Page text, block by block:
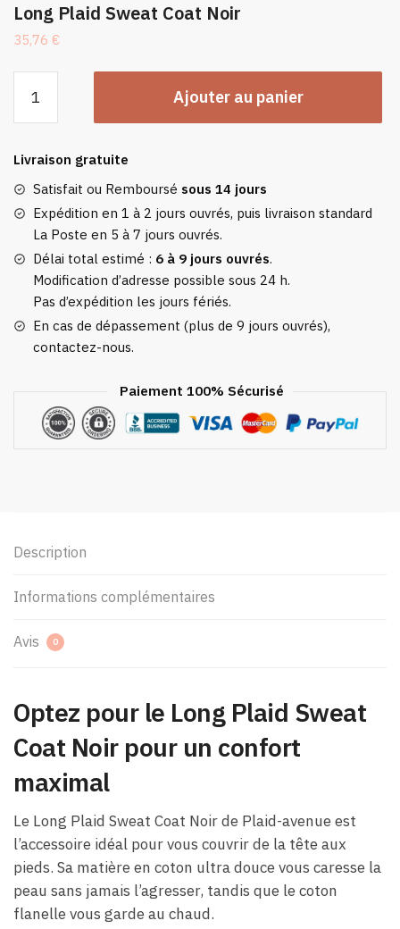
Long Plaid Sweat Coat Noir
35,76 €
Long
Sweat
Coat
Noir
Ajouter au panier
Livraison gratuite
Satisfait ou Remboursé sous 14 jours
Expédition en 1 à 2 jours ouvrés, puis livraison standard
La Poste en 5 à 7 jours ouvrés.
Délai total estimé : 6 à 9 jours ouvrés.
Modification d’adresse possible sous 24 h.
Pas d’expédition les jours fériés.
En cas de dépassement (plus de 9 jours ouvrés),
contactez-nous.
Paiement 100% Sécurisé
Description
Informations complémentaires
Avis 0
Optez pour le Long Plaid Sweat
Coat Noir pour un confort
maximal
Le Long Plaid Sweat Coat Noir de Plaid-avenue est
l’accessoire idéal pour vous couvrir de la tête aux
pieds. Sa matière en coton ultra douce vous caresse la
peau sans jamais l’agresser, tandis que le coton
flanelle vous garde au chaud.